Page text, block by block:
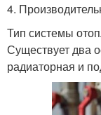
4.
Тип системы
Существует два
радиаторная и